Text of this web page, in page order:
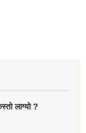
लाग्यो ?